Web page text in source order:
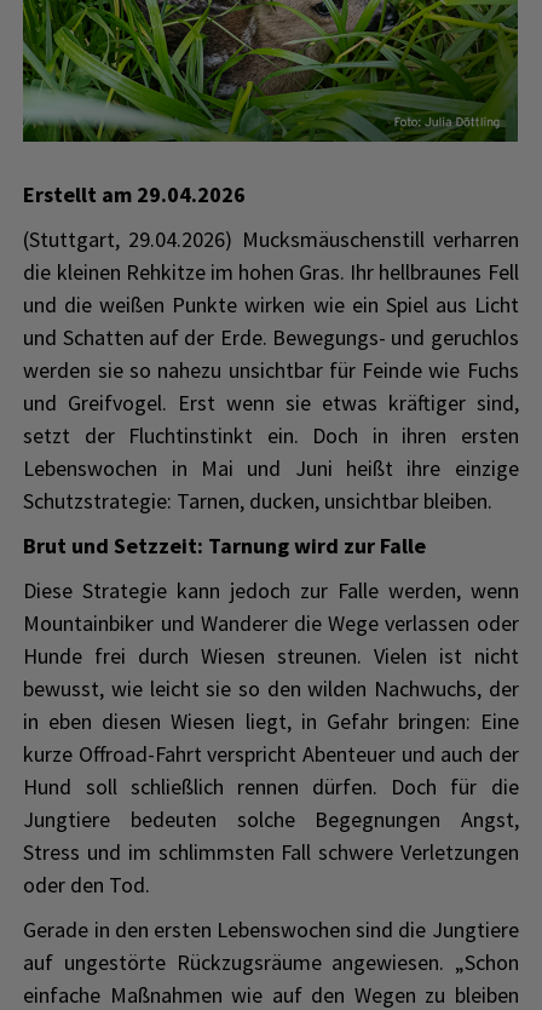
Erstellt am 29.04.2026
(Stuttgart, 29.04.2026) Mucksmäuschenstill verharren
die kleinen Rehkitze im hohen Gras. Ihr hellbraunes Fell
und die weißen Punkte wirken wie ein Spiel aus Licht
und Schatten auf der Erde. Bewegungs- und geruchlos
werden sie so nahezu unsichtbar für Feinde wie Fuchs
und Greifvogel. Erst wenn sie etwas kräftiger sind,
setzt der Fluchtinstinkt ein. Doch in ihren ersten
Lebenswochen in Mai und Juni heißt ihre einzige
Schutzstrategie: Tarnen, ducken, unsichtbar bleiben.
Brut und Setzzeit: Tarnung wird zur Falle
Diese Strategie kann jedoch zur Falle werden, wenn
Mountainbiker und Wanderer die Wege verlassen oder
Hunde frei durch Wiesen streunen. Vielen ist nicht
bewusst, wie leicht sie so den wilden Nachwuchs, der
in eben diesen Wiesen liegt, in Gefahr bringen: Eine
kurze Offroad-Fahrt verspricht Abenteuer und auch der
Hund soll schließlich rennen dürfen. Doch für die
Jungtiere bedeuten solche Begegnungen Angst,
Stress und im schlimmsten Fall schwere Verletzungen
oder den Tod.
Gerade in den ersten Lebenswochen sind die Jungtiere
auf ungestörte Rückzugsräume angewiesen. „Schon
einfache Maßnahmen wie auf den Wegen zu bleiben